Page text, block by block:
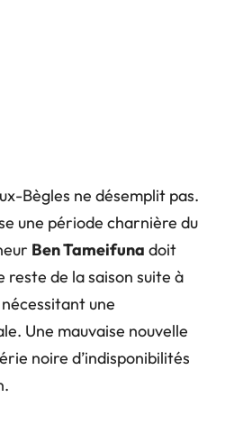
Bègles ne désemplit pas.
une période charnière du
Ben Tameifuna doit
de la saison suite à
nécessitant une
Une mauvaise nouvelle
noire d’indisponibilités